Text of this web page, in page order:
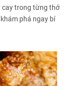
cay trong từng thớ
phá ngay bí